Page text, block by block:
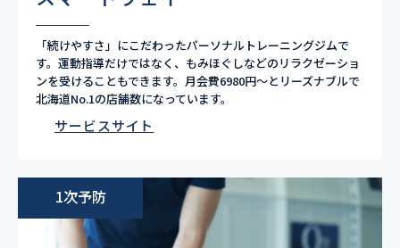
「続けやすさ」にこだわったパーソナルトレーニングジムで
す。運動指導だけではなく、もみほぐしなどのリラクゼーショ
ンを受けることもできます。月会費6980円〜とリーズナブルで
北海道No.1の店舗数になっています。
サービスサイト
1次予防